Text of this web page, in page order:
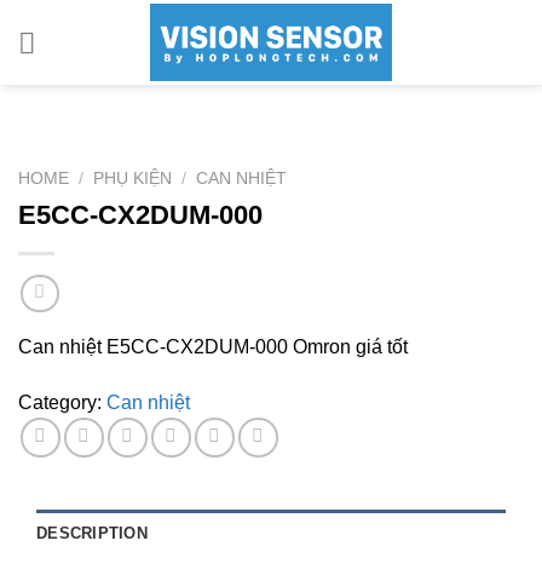
HOME / PHỤ KIỆN / CAN NHIỆT
E5CC-CX2DUM-000
Can nhiệt E5CC-CX2DUM-000 Omron giá tốt
Category: Can nhiệt
DESCRIPTION